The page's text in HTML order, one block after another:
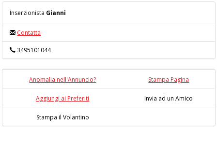
Inserzionista Gianni
Contatta
3495101044
Anomalia nell'Annuncio? Stampa Pagina
Aggiungi ai Preferiti Invia ad un Amico
Stampa il Volantino